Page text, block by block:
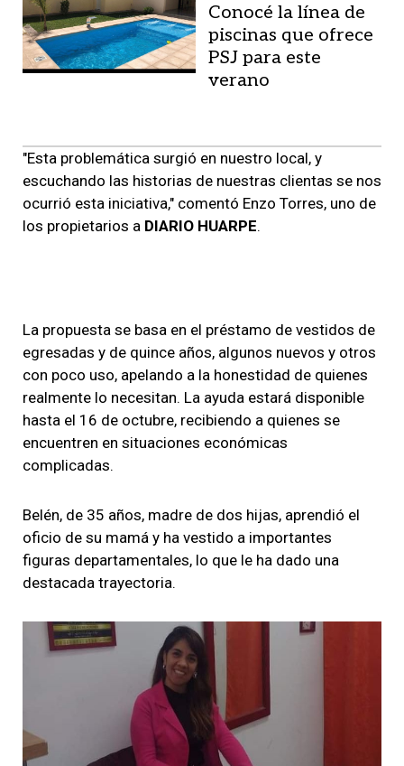
Conocé la línea de
piscinas que ofrece
PSJ para este
verano
"Esta problemática surgió en nuestro local, y
escuchando las historias de nuestras clientas se nos
ocurrió esta iniciativa," comentó Enzo Torres, uno de
los propietarios a DIARIO HUARPE.
La propuesta se basa en el préstamo de vestidos de
egresadas y de quince años, algunos nuevos y otros
con poco uso, apelando a la honestidad de quienes
realmente lo necesitan. La ayuda estará disponible
hasta el 16 de octubre, recibiendo a quienes se
encuentren en situaciones económicas
complicadas.
Belén, de 35 años, madre de dos hijas, aprendió el
oficio de su mamá y ha vestido a importantes
figuras departamentales, lo que le ha dado una
destacada trayectoria.